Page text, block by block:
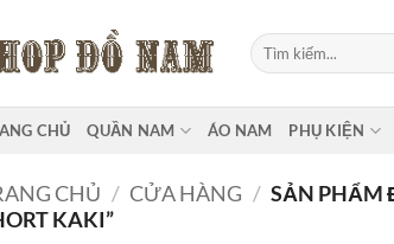
Tìm
kiếm:
CHỦ QUẦN NAM ÁO NAM PHỤ KIỆN
CHỦ / CỬA HÀNG / SẢN PHẨM
KAKI”